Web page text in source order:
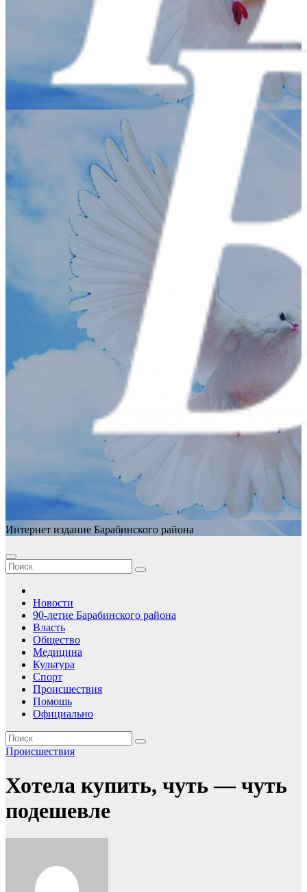
Интернет издание Барабинского района
Новости
90-летие Барабинского района
Власть
Общество
Медицина
Культура
Спорт
Происшествия
Помошь
Официально
Происшествия
Хотела купить, чуть — чуть
подешевле